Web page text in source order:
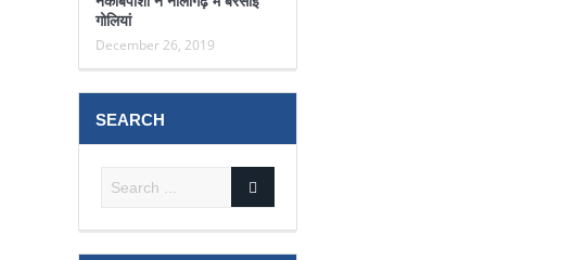
गोलियां
December 26, 2019
SEARCH